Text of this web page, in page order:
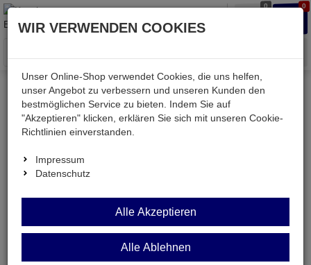
0 0
Menü
Weiter einkaufen Kessler electronic
Bauteile aktiv
AT27C080-90JU
AT27C080-90JU
PROM 1M x 8 90ns CMOS PLCC32
WIR VERWENDEN COOKIES
Unser Online-Shop verwendet Cookies, die uns helfen,
unser Angebot zu verbessern und unseren Kunden den
bestmöglichen Service zu bieten. Indem Sie auf
"Akzeptieren" klicken, erklären Sie sich mit unseren Cookie-
Richtlinien einverstanden.
Impressum
Datenschutz
Alle Akzeptieren
Alle Ablehnen